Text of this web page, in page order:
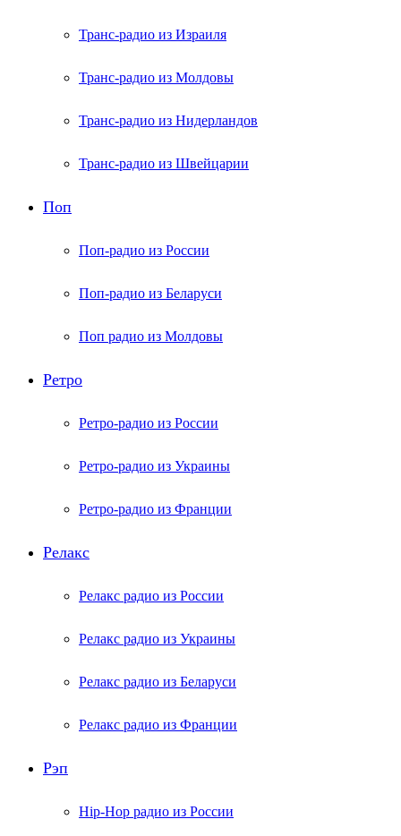
Транс-радио из Израиля
Транс-радио из Молдовы
Транс-радио из Нидерландов
Транс-радио из Швейцарии
Поп
Поп-радио из России
Поп-радио из Беларуси
Поп радио из Молдовы
Ретро
Ретро-радио из России
Ретро-радио из Украины
Ретро-радио из Франции
Релакс
Релакс радио из России
Релакс радио из Украины
Релакс радио из Беларуси
Релакс радио из Франции
Рэп
Hip-Hop радио из России